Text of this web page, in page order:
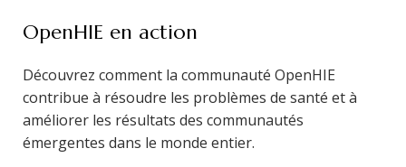
OpenHIE en action
Découvrez comment la communauté OpenHIE
contribue à résoudre les problèmes de santé et à
améliorer les résultats des communautés
émergentes dans le monde entier.